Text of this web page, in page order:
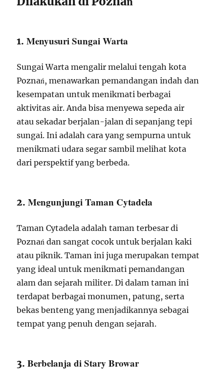
1.Menyusuri Sungai Warta
Sungai Warta mengalir melalui tengah kota
Poznań, menawarkan pemandangan indah dan
kesempatan untuk menikmati berbagai
aktivitas air. Anda bisa menyewa sepeda air
atau sekadar berjalan-jalan di sepanjang tepi
sungai. Ini adalah cara yang sempurna untuk
menikmati udara segar sambil melihat kota
dari perspektif yang berbeda.
2.Mengunjungi Taman Cytadela
Taman Cytadela adalah taman terbesar di
Poznań dan sangat cocok untuk berjalan kaki
atau piknik. Taman ini juga merupakan tempat
yang ideal untuk menikmati pemandangan
alam dan sejarah militer. Di dalam taman ini
terdapat berbagai monumen, patung, serta
bekas benteng yang menjadikannya sebagai
tempat yang penuh dengan sejarah.
3.Berbelanja di Stary Browar